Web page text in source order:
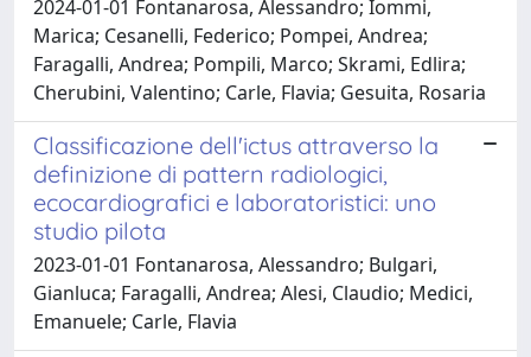
2024-01-01 Fontanarosa, Alessandro; Iommi,
Marica; Cesanelli, Federico; Pompei, Andrea;
Faragalli, Andrea; Pompili, Marco; Skrami, Edlira;
Cherubini, Valentino; Carle, Flavia; Gesuita, Rosaria
Classificazione dell'ictus attraverso la
definizione di pattern radiologici,
ecocardiografici e laboratoristici: uno
studio pilota
2023-01-01 Fontanarosa, Alessandro; Bulgari,
Gianluca; Faragalli, Andrea; Alesi, Claudio; Medici,
Emanuele; Carle, Flavia